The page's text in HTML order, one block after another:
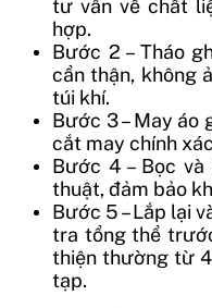
tư vấn về chất
hợp.
Bước 2 – Tháo
cẩn thận, không
túi khí.
Bước 3 – May áo
cắt may chính
Bước 4 – Bọc
thuật, đảm bảo
Bước 5 – Lắp lại
tra tổng thể
thiện thường từ
tạp.